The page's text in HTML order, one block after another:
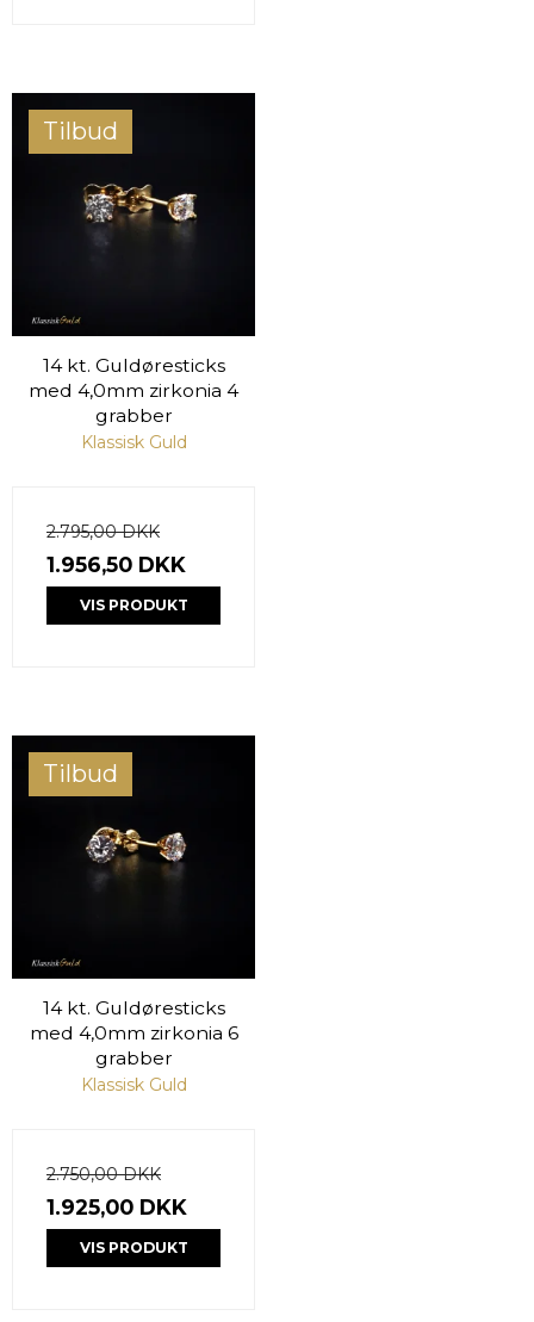
Tilbud
14 kt. Guldøresticks
med 4,0mm zirkonia 4
grabber
Klassisk Guld
2.795,00 DKK
1.956,50 DKK
VIS PRODUKT
Tilbud
14 kt. Guldøresticks
med 4,0mm zirkonia 6
grabber
Klassisk Guld
2.750,00 DKK
1.925,00 DKK
VIS PRODUKT